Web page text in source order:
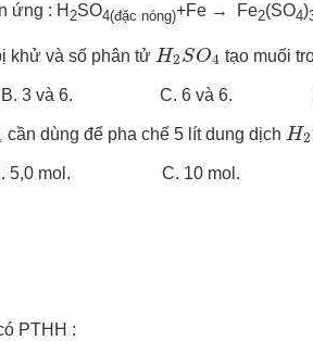
ứng : H 2SO4(đặc nóng)+Fe → Fe2(SO4)
khử và số phân tử H2SO4
H2 SO tạo muối
3 và 6. C. 6 và 6. D.
cần dùng để pha chế 5 lít dung dịch H2
H2
5,0 mol. C. 10 mol. D.
PTHH :